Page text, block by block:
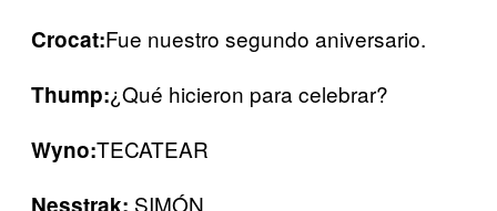
Crocat:Fue nuestro segundo aniversario.
Thump:¿Qué hicieron para celebrar?
Wyno:TECATEAR
Nesstrak: SIMÓN